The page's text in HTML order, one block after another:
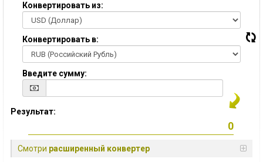
Конвертировать из:
Конвертировать в:
Введите сумму:
Результат:
Смотри расширенный конвертер